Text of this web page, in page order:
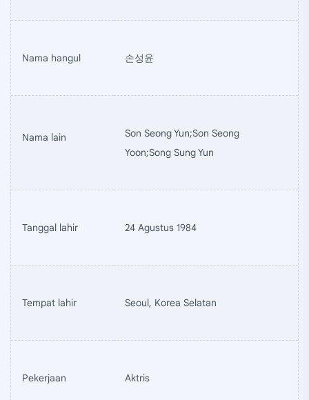
Nama hangul 손성윤
Nama lain
Son Seong Yun;Son Seong
Yoon;Song Sung Yun
Tanggal lahir 24 Agustus 1984
Tempat lahir Seoul, Korea Selatan
Pekerjaan Aktris